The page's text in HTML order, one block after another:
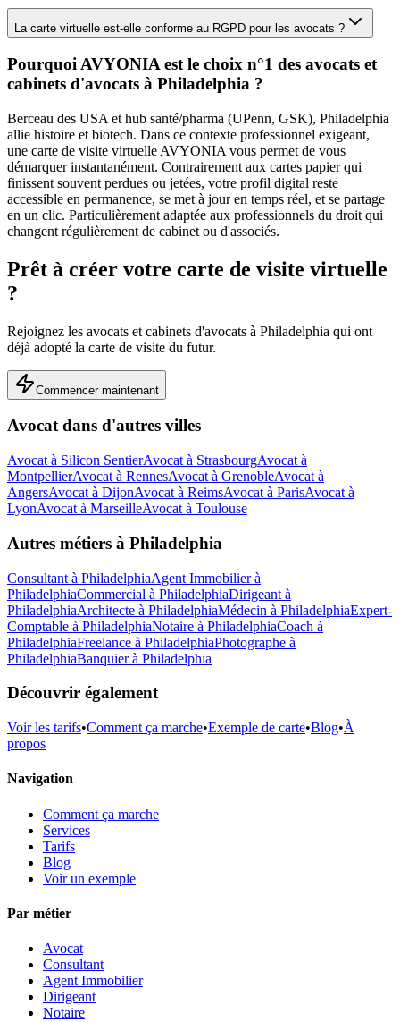
La carte virtuelle est-elle conforme au RGPD pour les avocats ?
Pourquoi AVYONIA est le choix n°1 des avocats et
cabinets d'avocats à Philadelphia ?
Berceau des USA et hub santé/pharma (UPenn, GSK), Philadelphia
allie histoire et biotech. Dans ce contexte professionnel exigeant,
une carte de visite virtuelle AVYONIA vous permet de vous
démarquer instantanément. Contrairement aux cartes papier qui
finissent souvent perdues ou jetées, votre profil digital reste
accessible en permanence, se met à jour en temps réel, et se partage
en un clic. Particulièrement adaptée aux professionnels du droit qui
changent régulièrement de cabinet ou d'associés.
Prêt à créer votre carte de visite virtuelle
?
Rejoignez les avocats et cabinets d'avocats à Philadelphia qui ont
déjà adopté la carte de visite du futur.
Commencer maintenant
Avocatdans d'autres villes
Avocat à Silicon SentierAvocat à StrasbourgAvocat à
MontpellierAvocat à RennesAvocat à GrenobleAvocat à
AngersAvocat à DijonAvocat à ReimsAvocat à ParisAvocat à
LyonAvocat à MarseilleAvocat à Toulouse
Autres métiers à Philadelphia
Consultant à PhiladelphiaAgent Immobilierà
PhiladelphiaCommercial à PhiladelphiaDirigeant à
PhiladelphiaArchitecte à PhiladelphiaMédecin à PhiladelphiaExpert-
Comptable à PhiladelphiaNotaire à PhiladelphiaCoach à
PhiladelphiaFreelance à PhiladelphiaPhotographe à
PhiladelphiaBanquierà Philadelphia
Découvrir également
Voir les tarifs•Comment ça marche•Exemple de carte•Blog•À
propos
Navigation
Comment ça marche
Services
Tarifs
Blog
Voir un exemple
Par métier
Avocat
Consultant
Agent Immobilier
Dirigeant
Notaire